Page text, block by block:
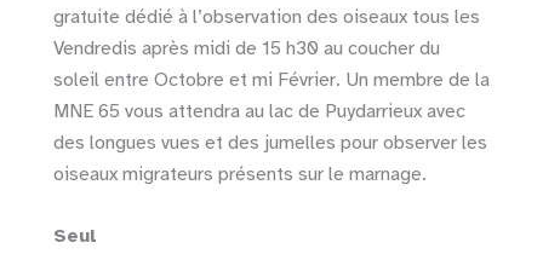
gratuite dédié à l’observation des oiseaux tous les
Vendredis après midi de 15 h30 au coucher du
soleil entre Octobre et mi Février. Un membre de la
MNE 65 vous attendra au lac de Puydarrieux avec
des longues vues et des jumelles pour observer les
oiseaux migrateurs présents sur le marnage.
Seul